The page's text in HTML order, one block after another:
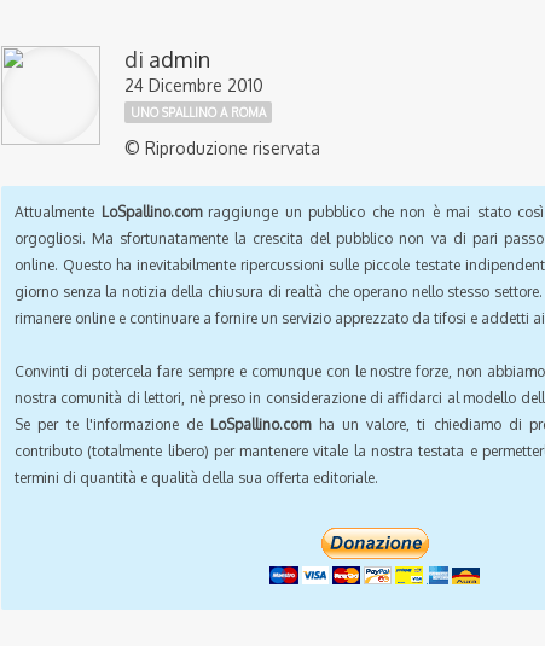
di admin
24 Dicembre 2010
UNO SPALLINO A ROMA
© Riproduzione riservata
Attualmente LoSpallino.comraggiunge un pubblico che non è mai stato
orgogliosi. Ma sfortunatamente la crescita del pubblico non va di pari
online. Questo ha inevitabilmente ripercussioni sulle piccole testate
giorno senza la notizia della chiusura di realtà che operano nello stesso
rimanere online e continuare a fornire un servizio apprezzato da tifosi e addetti
Convinti di potercela fare sempre e comunque con le nostre forze, non
nostra comunità di lettori, nè preso in considerazione di affidarci al modello
Se per te l'informazione de LoSpallino.comha un valore, ti chiediamo di
contributo (totalmente libero) per mantenere vitale la nostra testata e
termini di quantità e qualità della sua offerta editoriale.